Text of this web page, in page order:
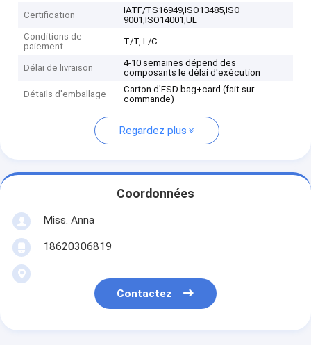
Certification
IATF/TS16949,ISO13485,ISO
9001,ISO14001,UL
Conditions de
paiement
T/T, L/C
Délai de livraison
4-10 semaines dépend des
composants le délai d'exécution
Détails d'emballage
Carton d'ESD bag+card (fait sur
commande)
Regardez plus
Coordonnées
Miss. Anna
18620306819
Contactez